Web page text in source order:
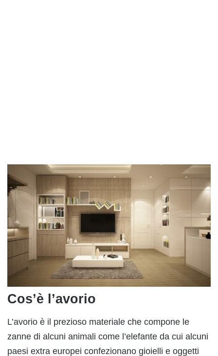
Cos’è l’avorio
L’avorio è il prezioso materiale che compone le
zanne di alcuni animali come l’elefante da cui alcuni
paesi extra europei confezionano gioielli e oggetti